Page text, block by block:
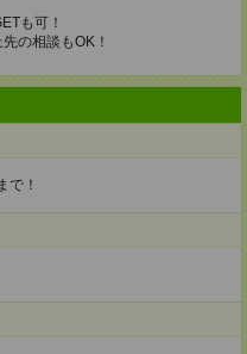
も可！
の相談もOK！
で！